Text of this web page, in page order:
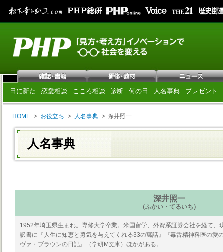
日に新た 恋愛相談 こころ相談 診断 何の日 人名事典 プレゼント
HOME お役立ち 人名事典 深井照一
人名事典
深井照一
（ふかい・てるいち）
1952年埼玉県生まれ。専修大学卒業。米国留学、外資系証券会社を経て、
訳書に『人生に知恵と勇気を与えてくれる33の寓話』『毒舌精神科医の愛
ヴァ・ブラウンの日記』（学研M文庫）ほかがある。